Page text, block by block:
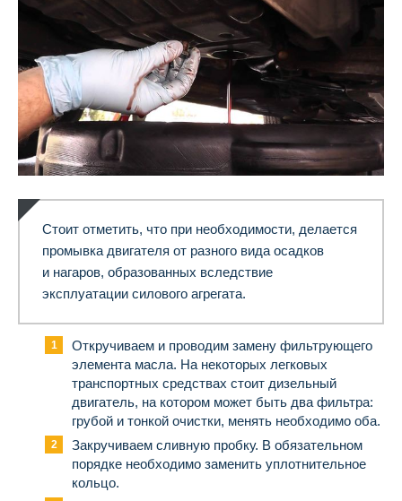
Стоит отметить, что при необходимости, делается
промывка двигателя от разного вида осадков
и нагаров, образованных вследствие
эксплуатации силового агрегата.
Откручиваем и проводим замену фильтрующего
элемента масла. На некоторых легковых
транспортных средствах стоит дизельный
двигатель, на котором может быть два фильтра:
грубой и тонкой очистки, менять необходимо оба.
Закручиваем сливную пробку. В обязательном
порядке необходимо заменить уплотнительное
кольцо.